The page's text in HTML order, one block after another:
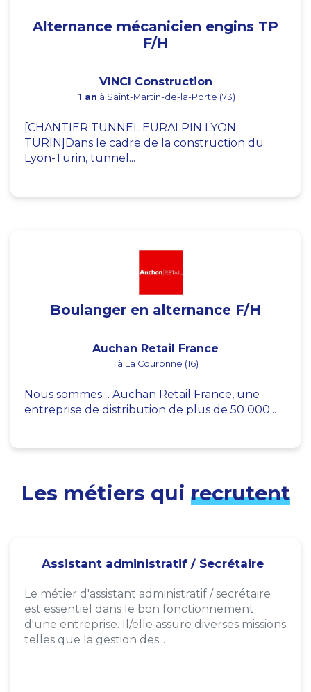
Alternance mécanicien engins TP
F/H
VINCI Construction
1 an à Saint-Martin-de-la-Porte (73)
[CHANTIER TUNNEL EURALPIN LYON
TURIN]Dans le cadre de la construction du
Lyon-Turin, tunnel...
Boulanger en alternance F/H
Auchan Retail France
à La Couronne (16)
Nous sommes… Auchan Retail France, une
entreprise de distribution de plus de 50 000...
Les métiers qui recrutent
Assistant administratif / Secrétaire
Le métier d'assistant administratif / secrétaire
est essentiel dans le bon fonctionnement
d'une entreprise. Il/elle assure diverses missions
telles que la gestion des...